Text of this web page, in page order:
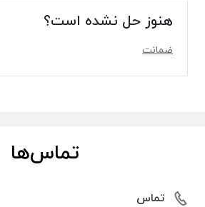
هنوز حل نشده است؟
ضمانت
تماس‌ها
تماس